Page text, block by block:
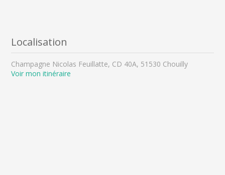
Localisation
Champagne Nicolas Feuillatte, CD 40A, 51530 Chouilly
Voir mon itinéraire